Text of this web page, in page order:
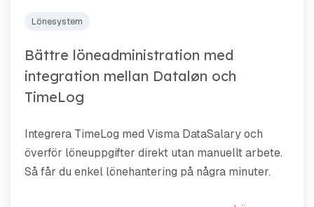
Lönesystem
Bättre löneadministration med
integration mellan Dataløn och
TimeLog
Integrera TimeLog med Visma DataSalary och
överför löneuppgifter direkt utan manuellt arbete.
Så får du enkel lönehantering på några minuter.